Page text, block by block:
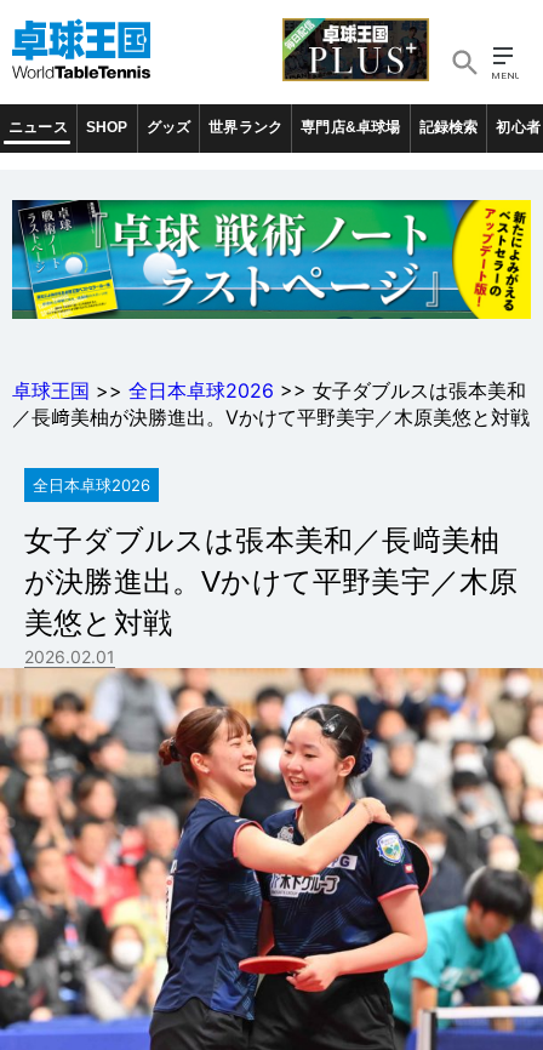
ニュース SHOP グッズ 世界ランク 専門店&卓球場 記録検索 初心者
卓球王国 >> 全日本卓球2026 >> 女子ダブルスは張本美和
／長﨑美柚が決勝進出。Vかけて平野美宇／木原美悠と対戦
全日本卓球2026
女子ダブルスは張本美和／長﨑美柚
が決勝進出。Vかけて平野美宇／木原
美悠と対戦
2026.02.01